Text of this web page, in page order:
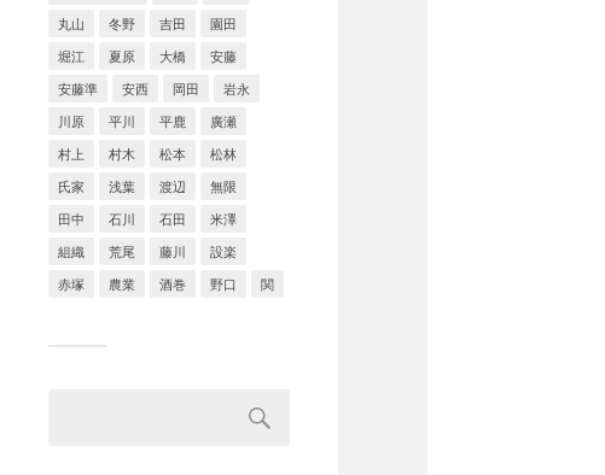
丸山 冬野 吉田 園田
堀江 夏原 大橋 安藤
安藤準 安西 岡田 岩永
川原 平川 平鹿 廣瀬
村上 村木 松本 松林
氏家 浅葉 渡辺 無限
田中 石川 石田 米澤
組織 荒尾 藤川 設楽
赤塚 農業 酒巻 野口 関